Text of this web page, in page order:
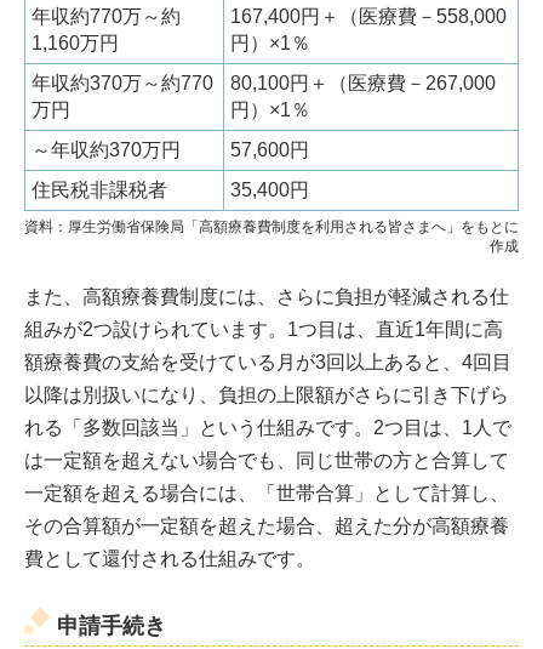
年収約770万～約
1,160万円
167,400円＋（医療費－558,000
円）×1％
年収約370万～約770
万円
80,100円＋（医療費－267,000
円）×1％
～年収約370万円
57,600円
住民税非課税者
35,400円
資料：厚生労働省保険局「高額療養費制度を利用される皆さまへ」をもとに
作成
また、高額療養費制度には、さらに負担が軽減される仕
組みが2つ設けられています。1つ目は、直近1年間に高
額療養費の支給を受けている月が3回以上あると、4回目
以降は別扱いになり、負担の上限額がさらに引き下げら
れる「多数回該当」という仕組みです。2つ目は、1人で
は一定額を超えない場合でも、同じ世帯の方と合算して
一定額を超える場合には、「世帯合算」として計算し、
その合算額が一定額を超えた場合、超えた分が高額療養
費として還付される仕組みです。
申請手続き